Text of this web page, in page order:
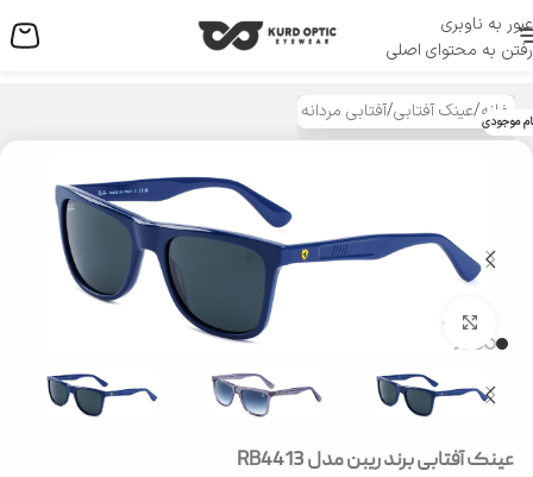
عبور به ناوبری
رفتن به محتوای اصلی
منو
خانه/عینک آفتابی/آفتابی مردانه موجودی
بزرگنمایی تصویر
عینک آفتابی برند ریبن مدل RB4413